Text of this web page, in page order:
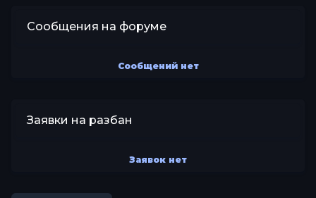
Сообщения на форуме
Сообщений нет
Заявки на разбан
Заявок нет